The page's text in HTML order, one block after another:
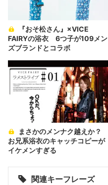
FAIRYの浴衣 6つ子が109メン
ズブランドとコラボ
お兄系浴衣のキャッチコピーが
イケメンすぎる
関連キーフレーズ